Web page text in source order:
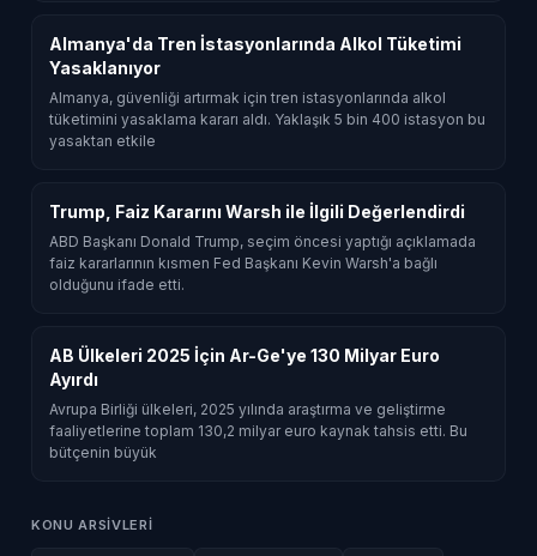
Almanya'da Tren İstasyonlarında Alkol Tüketimi
Yasaklanıyor
Almanya, güvenliği artırmak için tren istasyonlarında alkol
tüketimini yasaklama kararı aldı. Yaklaşık 5 bin 400 istasyon bu
yasaktan etkile
Trump, Faiz Kararını Warsh ile İlgili Değerlendirdi
ABD Başkanı Donald Trump, seçim öncesi yaptığı açıklamada
faiz kararlarının kısmen Fed Başkanı Kevin Warsh'a bağlı
olduğunu ifade etti.
AB Ülkeleri 2025 İçin Ar-Ge'ye 130 Milyar Euro
Ayırdı
Avrupa Birliği ülkeleri, 2025 yılında araştırma ve geliştirme
faaliyetlerine toplam 130,2 milyar euro kaynak tahsis etti. Bu
bütçenin büyük
KONU ARSIVLERI